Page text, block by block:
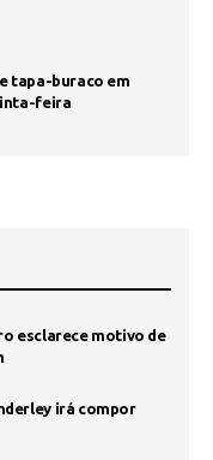
tapa-buraco em
feira
esclarece motivo de
irá compor